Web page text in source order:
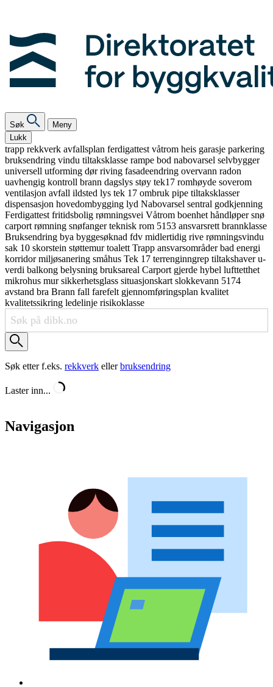
Søk
Meny
Lukk
trapp rekkverk avfallsplan ferdigattest våtrom heis garasje parkering
bruksendring vindu tiltaksklasse rampe bod nabovarsel selvbygger
universell utforming dørriving fasadeendring overvann radon
uavhengig kontroll brann dagslys støy tek17 romhøyde soverom
ventilasjon avfall ildsted lys tek 17 ombruk pipe tiltaksklasser
dispensasjon hovedombygging lyd Nabovarsel sentral godkjenning
Ferdigattest fritidsbolig rømningsvei Våtrom boenhet håndløpersnø
carport rømning snøfangerteknisk rom 5153 ansvarsrett brannklasse
Bruksendring bya byggesøknad fdv midlertidig rive rømningsvindu
sak 10 skorstein støttemurtoalett Trapp ansvarsområderbad energi
korridormiljøsanering småhus Tek 17 terrenginngrep tiltakshaveru-
verdi balkong belysning bruksareal Carport gjerde hybel lufttetthet
mikrohus mursikkerhetsglass situasjonskart slokkevann 5174
avstand bra Brann fall farefelt gjennomføringsplan kvalitet
kvalitetssikring ledelinje risikoklasse
Søk etter f.eks. rekkverk ellerbruksendring
Laster inn...
Navigasjon